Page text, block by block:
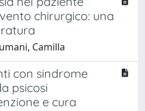
chirurgico: una
Camilla
con sindrome
psicosi
e cura